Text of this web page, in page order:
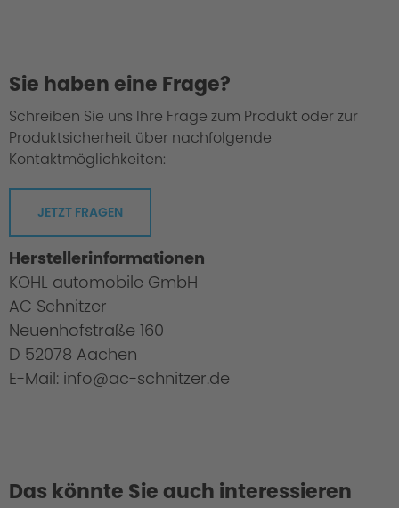
Sie haben eine Frage?
Schreiben Sie uns Ihre Frage zum Produkt oder zur
Produktsicherheit über nachfolgende
Kontaktmöglichkeiten:
JETZT FRAGEN
Herstellerinformationen
KOHL automobile GmbH
AC Schnitzer
Neuenhofstraße 160
D 52078 Aachen
E-Mail: info@ac-schnitzer.de
Das könnte Sie auch interessieren